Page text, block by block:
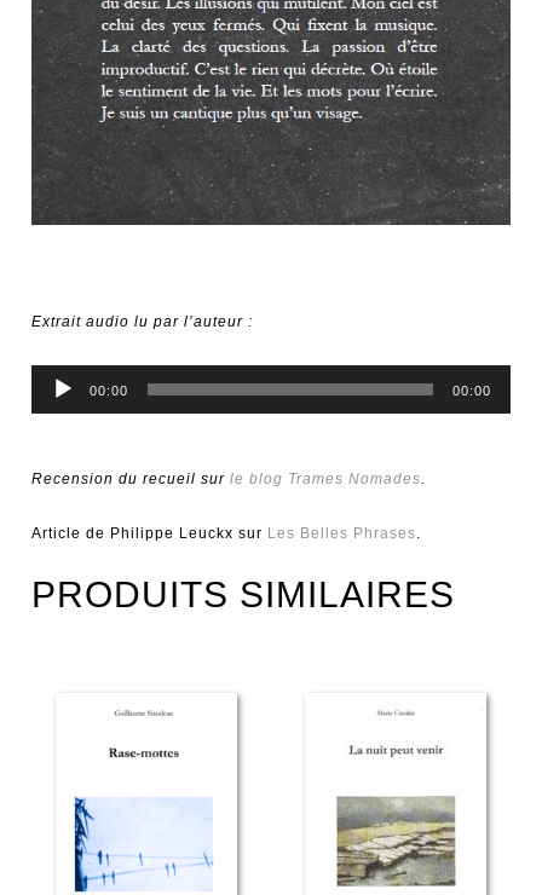
Extrait audio lu par l’auteur :
Lecteur
audio
00:00 00:00
Recension du recueil surle blog Trames Nomades.
Article de Philippe Leuckx sur Les Belles Phrases.
PRODUITS SIMILAIRES